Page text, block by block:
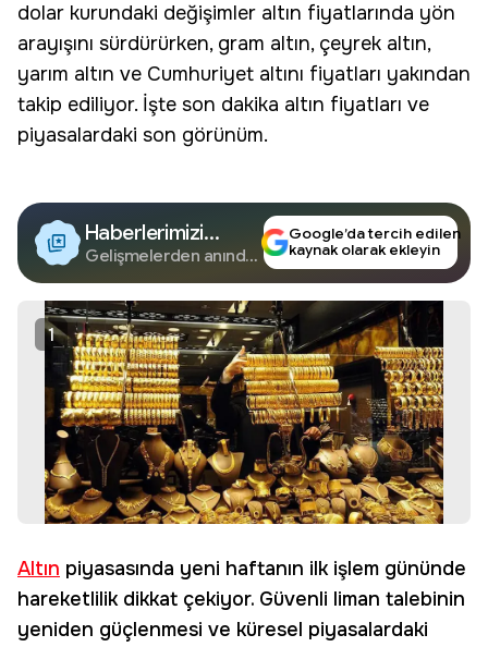
dolar kurundaki değişimler altın fiyatlarında yön
arayışını sürdürürken, gram altın, çeyrek altın,
yarım altın ve Cumhuriyet altını fiyatları yakından
takip ediliyor. İşte son dakika altın fiyatları ve
piyasalardaki son görünüm.
Haberlerimizi
Google'da Takip
Edin
Gelişmelerden anında
Google’da tercih edilen
kaynak olarak ekleyin
1
Altın piyasasında yeni haftanın ilk işlem gününde
hareketlilik dikkat çekiyor. Güvenli liman talebinin
yeniden güçlenmesi ve küresel piyasalardaki